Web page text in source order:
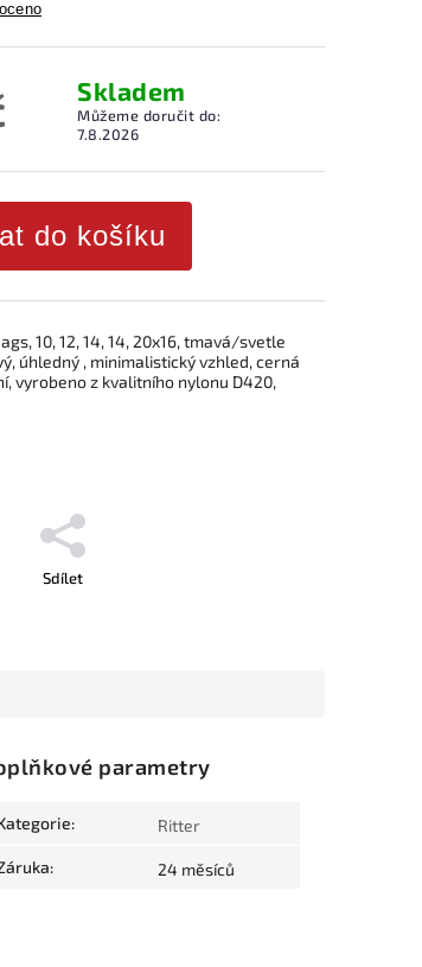
Skladem
Můžeme doručit do:
7.8.2026
do košíku
10, 12, 14, 14, 20x16, tmavá/svetle
úhledný , minimalistický vzhled, cerná
vyrobeno z kvalitního nylonu D420,
Sdílet
parametry
: Ritter
: 24 měsíců